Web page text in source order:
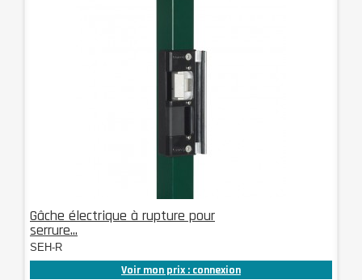
Gâche électrique à rupture pour
serrure...
SEH-R
Voir mon prix : connexion